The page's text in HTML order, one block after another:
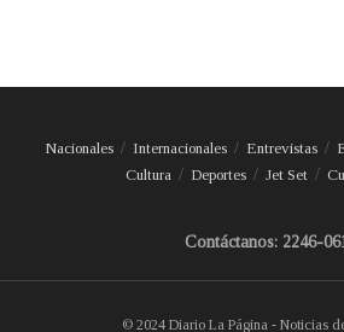
Nacionales Internacionales Entrevistas
Cultura
Deportes Jet Set
Contáctanos: 2246-
© 2024 Diario La Página - Noticias